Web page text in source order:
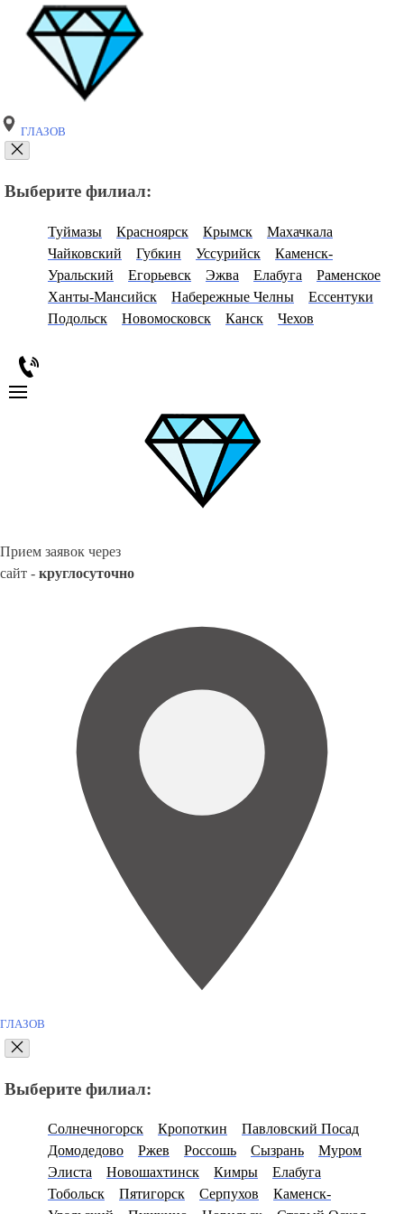
ГЛАЗОВ
Выберите филиал:
Туймазы Красноярск Крымск
Махачкала
Чайковский
Губкин Уссурийск
Каменск-
Уральский
Егорьевск Эжва Елабуга
Раменское
Ханты-Мансийск
Набережные Челны
Ессентуки
Подольск
Новомосковск Канск Чехов
Прием заявок через
сайт - круглосуточно
ГЛАЗОВ
Выберите филиал:
Солнечногорск Кропоткин
Павловский Посад
Домодедово
Ржев Россошь Сызрань
Муром
Элиста
Новошахтинск Кимры
Елабуга
Тобольск
Пятигорск Серпухов
Каменск-